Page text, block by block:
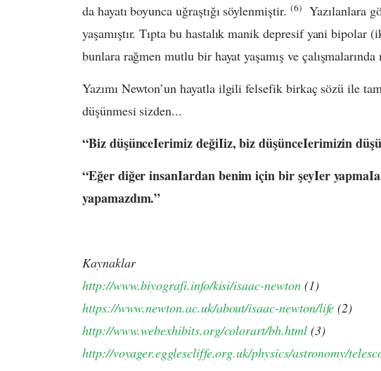
da hayatı boyunca uğraştığı söylenmiştir. (6)
Yazılanlara
yaşamıştır. Tıpta bu hastalık manik depresif yani
bunlara rağmen mutlu bir hayat yaşamış ve çalışmalarında
Yazımı Newton’un hayatla ilgili felsefik birkaç sözü ile
düşünmesi sizden...
“Biz düşünceIerimiz değiIiz, biz düşünceIerimizin
“Eğer diğer insanIardan benim için bir şeyIer
yapamazdım.”
Kaynaklar
http://www.biyografi.info/kisi/isaac-newton(1)
https://www.newton.ac.uk/about/isaac-newton/life (2)
http://www.webexhibits.org/colorart/bh.html(3)
http://voyager.egglescliffe.org.uk/physics/astronomy/